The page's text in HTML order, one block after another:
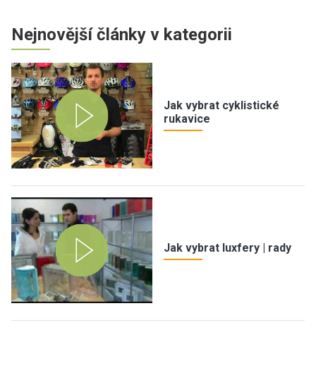
Nejnovější články v kategorii
Jak vybrat cyklistické
rukavice
Jak vybrat luxfery | rady